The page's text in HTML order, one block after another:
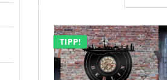
TIPP!